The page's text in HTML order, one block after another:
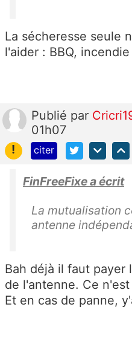
La sécheresse seule
l'aider : BBQ,
Publié par
01h07
!
citer
FinFreeFixe a écrit
La mutualisation
antenne
Bah déjà il faut payer
de l'antenne. Ce
Et en cas de panne,